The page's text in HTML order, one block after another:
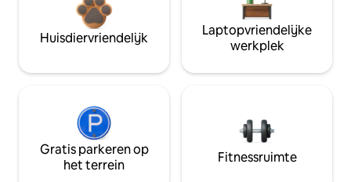
Huisdiervriendelijk
Laptopvriendelijke
werkplek
Gratis parkeren op
het terrein
Fitnessruimte